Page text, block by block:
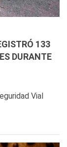
133
DURANTE
Vial